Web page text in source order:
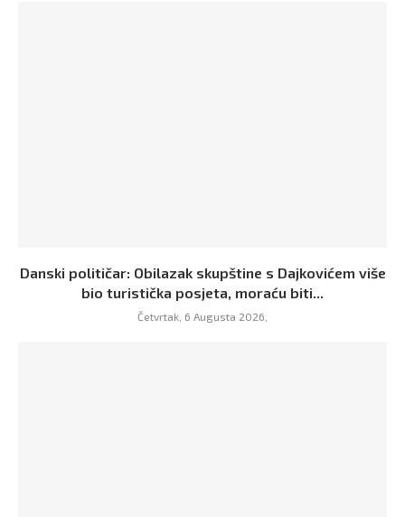
Danski političar: Obilazak skupštine s Dajkovićem više
bio turistička posjeta, moraću biti...
Četvrtak, 6 Augusta 2026,